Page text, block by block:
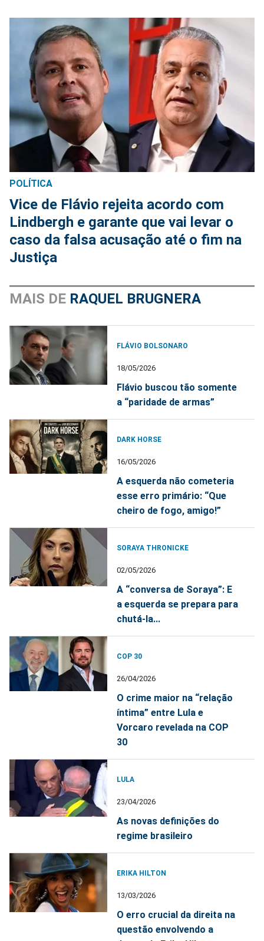
POLÍTICA
Vice de Flávio rejeita acordo com
Lindbergh e garante que vai levar o
caso da falsa acusação até o fim na
Justiça
MAIS DE RAQUEL BRUGNERA
FLÁVIO BOLSONARO
18/05/2026
Flávio buscou tão somente
a “paridade de armas”
DARK HORSE
16/05/2026
A esquerda não cometeria
esse erro primário: “Que
cheiro de fogo, amigo!”
SORAYA THRONICKE
02/05/2026
A “conversa de Soraya”: E
a esquerda se prepara para
chutá-la...
COP 30
26/04/2026
O crime maior na “relação
íntima” entre Lula e
Vorcaro revelada na COP
30
LULA
23/04/2026
As novas definições do
regime brasileiro
ERIKA HILTON
13/03/2026
O erro crucial da direita na
questão envolvendo a